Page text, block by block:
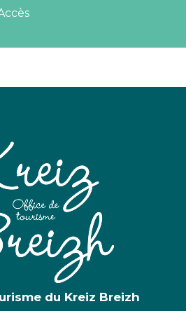
du Kreiz Breizh